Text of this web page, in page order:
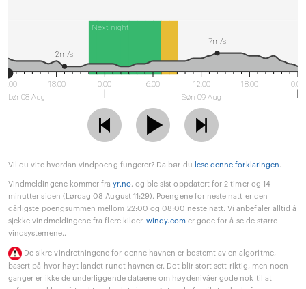
Next night
Lør 08 Aug
18:00 0:00 6:00
12:00
Søn 09 Aug
18:00 0:00
7m/s
2m/s
Vil du vite hvordan vindpoeng fungerer? Da bør du lese denne forklaringen.
Vindmeldingene kommer frayr.no, og ble sist oppdatert for 2 timer og 14
minutter siden (Lørdag 08 August 11:29). Poengene for neste natt er den
dårligste poengsummen mellom 22:00 og 08:00 neste natt. Vi anbefaler alltid å
sjekke vindmeldingene fra flere kilder.windy.comer gode for å se de større
vindsystemene..
De sikre vindretningene for denne havnen er bestemt av en algoritme,
basert på hvor høyt landet rundt havnen er. Det blir stort sett riktig, men noen
ganger er ikke de underliggende dataene om høydenivåer gode nok til at